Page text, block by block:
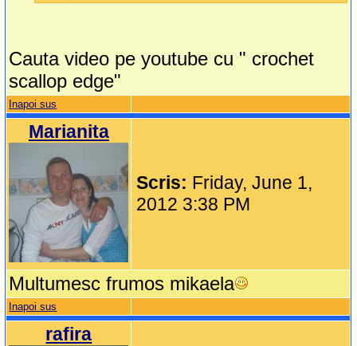
Cauta video pe youtube cu " crochet
scallop edge"
Inapoi sus
Marianita
Scris: Friday, June 1,
2012 3:38 PM
Multumesc frumos mikaela
Inapoi sus
rafira